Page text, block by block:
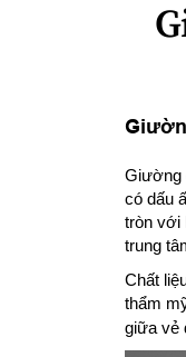
Giường
có dấu
tròn với
trung
Chất
thẩm
giữa vẻ